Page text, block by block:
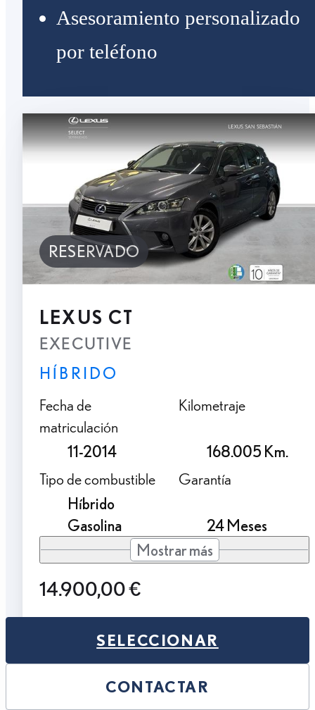
Asesoramiento personalizado
por teléfono
RESERVADO
LEXUS CT
EXECUTIVE
HÍBRIDO
Fecha de
matriculación
11-2014
Kilometraje
168.005 Km.
Tipo de combustible
Híbrido
Gasolina
Garantía
24 Meses
Mostrar más
14.900,00 €
SELECCIONAR
CONTACTAR